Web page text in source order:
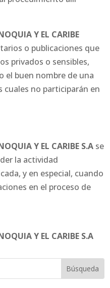
Y EL CARIBE
o publicaciones que
privados o sensibles,
el buen nombre de una
no participarán en
Y EL CARIBE S.A se
la actividad
y en especial, cuando
en el proceso de
Y EL CARIBE S.A